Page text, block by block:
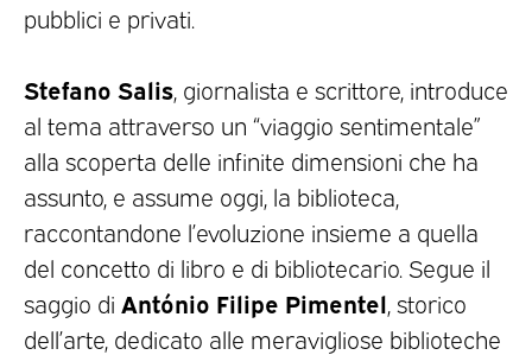
pubblici e privati.
Stefano Salis , giornalista e scrittore, introduce
al tema attraverso un “viaggio sentimentale”
alla scoperta delle infinite dimensioni che ha
assunto, e assume oggi, la biblioteca,
raccontandone l’evoluzione insieme a quella
del concetto di libro e di bibliotecario. Segue il
saggio di António Filipe Pimentel , storico
dell’arte, dedicato alle meravigliose biblioteche